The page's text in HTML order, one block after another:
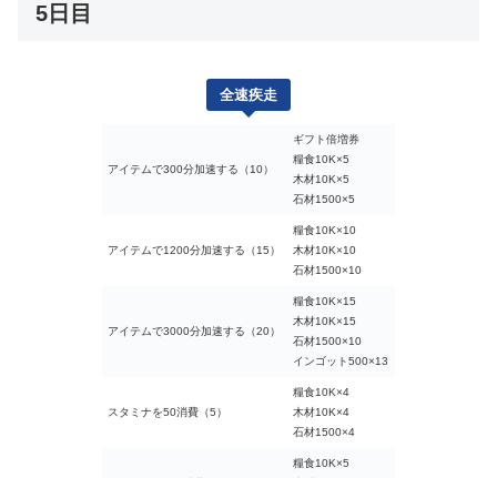
5日目
全速疾走
アイテムで300分加速する（10）
ギフト倍増券
糧食10K×5
木材10K×5
石材1500×5
アイテムで1200分加速する（15）
糧食10K×10
木材10K×10
石材1500×10
アイテムで3000分加速する（20）
糧食10K×15
木材10K×15
石材1500×10
インゴット500×13
スタミナを50消費（5）
糧食10K×4
木材10K×4
石材1500×4
糧食10K×5